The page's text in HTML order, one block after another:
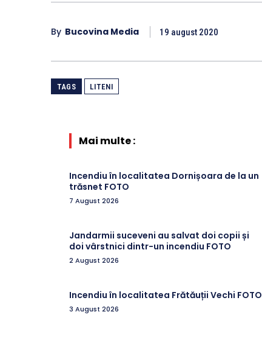
By Bucovina Media 19 august 2020
TAGS LITENI
Mai multe :
Incendiu în localitatea Dornișoara de la un
trăsnet FOTO
7 August 2026
Jandarmii suceveni au salvat doi copii și
doi vârstnici dintr-un incendiu FOTO
2 August 2026
Incendiu în localitatea Frătăuții Vechi FOTO
3 August 2026